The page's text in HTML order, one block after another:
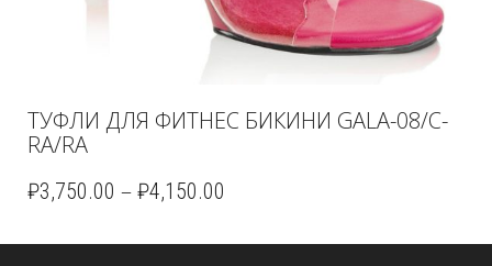
ТУФЛИ ДЛЯ ФИТНЕС БИКИНИ GALA-08/C-
RA/RA
₽3,750.00 – ₽4,150.00